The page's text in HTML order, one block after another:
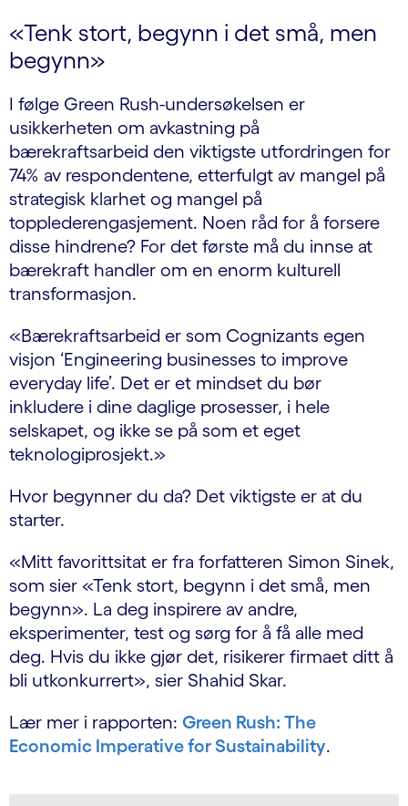
«Tenk stort, begynn i det små, men
begynn»
I følge Green Rush-undersøkelsen er
usikkerheten om avkastning på
bærekraftsarbeid den viktigste utfordringen for
74% av respondentene, etterfulgt av mangel på
strategisk klarhet og mangel på
topplederengasjement. Noen råd for å forsere
disse hindrene? For det første må du innse at
bærekraft handler om en enorm kulturell
transformasjon.
«Bærekraftsarbeid er som Cognizants egen
visjon ‘Engineering businesses to improve
everyday life’. Det er et mindset du bør
inkludere i dine daglige prosesser, i hele
selskapet, og ikke se på som et eget
teknologiprosjekt.»
Hvor begynner du da? Det viktigste er at du
starter.
«Mitt favorittsitat er fra forfatteren Simon Sinek,
som sier «Tenk stort, begynn i det små, men
begynn». La deg inspirere av andre,
eksperimenter, test og sørg for å få alle med
deg. Hvis du ikke gjør det, risikerer firmaet ditt å
bli utkonkurrert», sier Shahid Skar.
Lær mer i rapporten: Green Rush: The
Economic Imperative for Sustainability.